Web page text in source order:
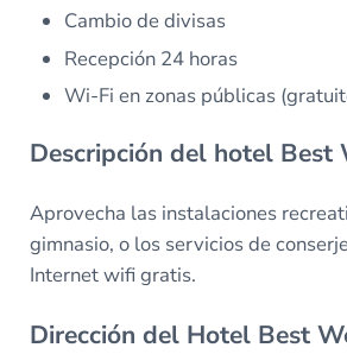
Cambio de divisas
Recepción 24 horas
Wi-Fi en zonas públicas
Descripción del hotel Best
Aprovecha las instalaciones
gimnasio, o los servicios de
Internet wifi gratis.
Dirección del Hotel Best